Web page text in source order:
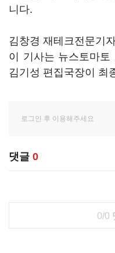
니다.
김창경 재테크전문기
이 기사는 뉴스토마
김기성 편집국장이 최
댓글 0
0/0